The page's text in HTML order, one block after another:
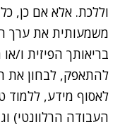
וללכת. אלא אם כן,
משמעותית את ערך
בריאותך הפיזית ו/
להתאפק, לבחון את
לאסוף מידע, ללמוד
העבודה הרלוונטי)